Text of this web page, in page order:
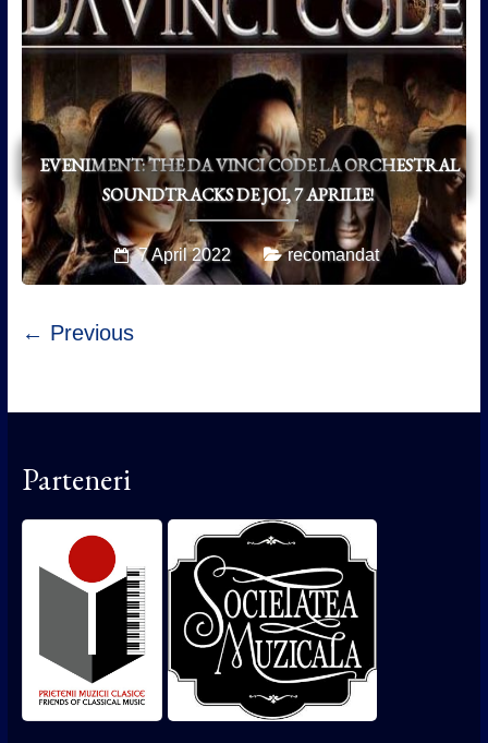
EVENIMENT: THE DA VINCI CODE LA ORCHESTRAL
SOUNDTRACKS DE JOI, 7 APRILIE!
7 April 2022 recomandat
← Previous
Parteneri